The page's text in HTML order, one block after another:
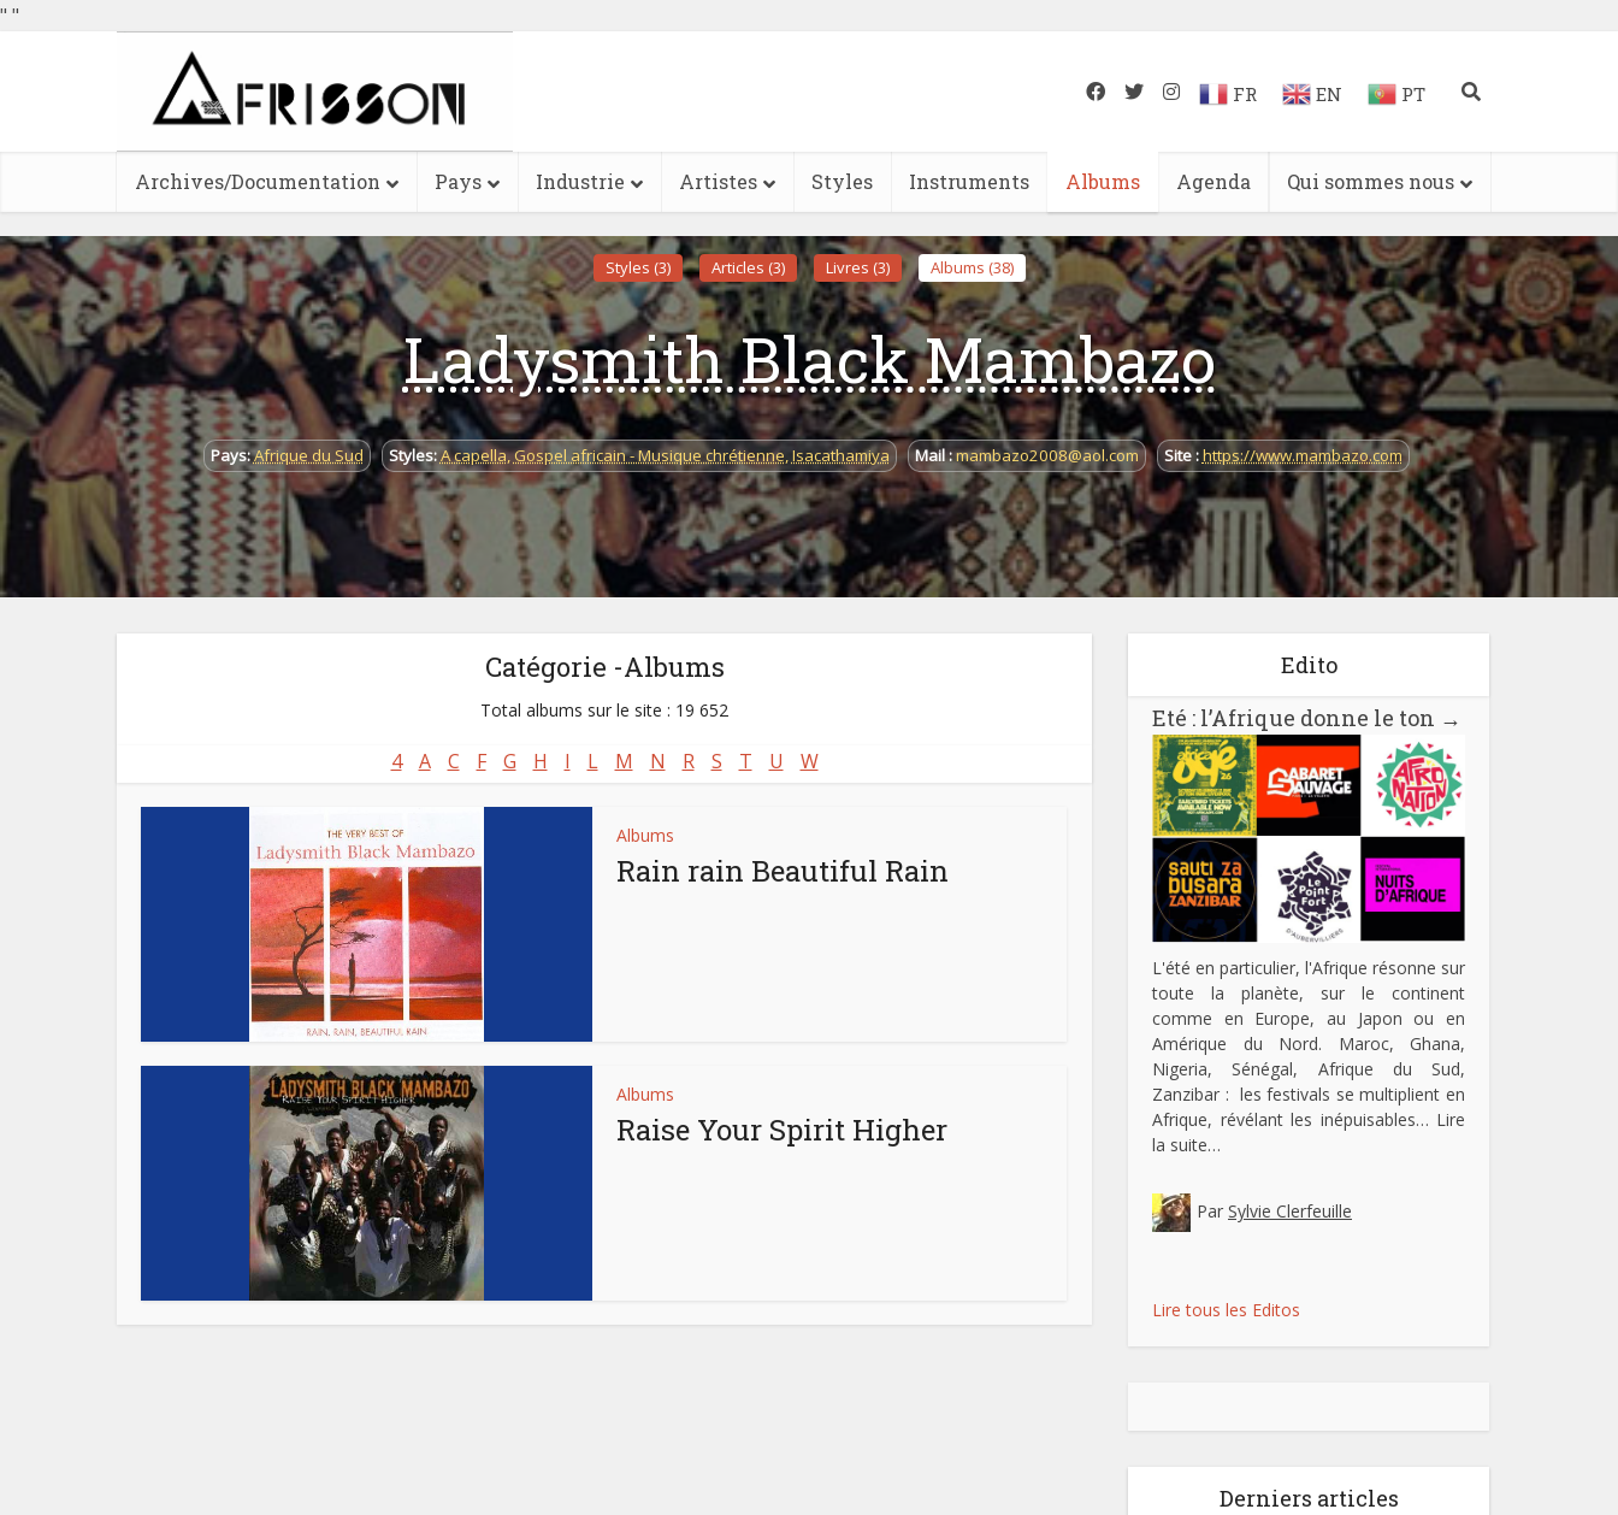
" "
FR EN PT
Archives/Documentation Pays Industrie Artistes Styles Instruments Albums Agenda Qui sommes nous
Styles (3) Articles (3) Livres (3) Albums (38)
Ladysmith Black Mambazo
Pays:Afrique du Sud Styles:A capella,Gospel africain - Musique chrétienne,Isacathamiya Mail :mambazo2008@aol.com Site :https://www.mambazo.com
Catégorie -Albums
Total albums sur le site : 19 652
4 A C F G H I L M N R S T U W
Albums
Rain rain Beautiful Rain
Albums
Raise Your Spirit Higher
Edito
Eté : l’Afrique donne le ton →
L'été en particulier, l'Afrique résonne sur
toute la planète, sur le continent
comme en Europe, au Japon ou en
Amérique du Nord. Maroc, Ghana,
Nigeria, Sénégal, Afrique du Sud,
Zanzibar : les festivals se multiplient en
Afrique, révélant les inépuisables… Lire
la suite…
Par Sylvie Clerfeuille
Lire tous les Editos
Derniers articles